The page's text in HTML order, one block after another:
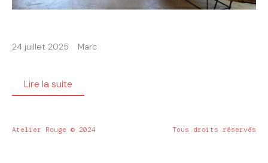
24 juillet 2025 Marc
Lire la suite
Atelier Rouge © 2024 Tous droits réservés